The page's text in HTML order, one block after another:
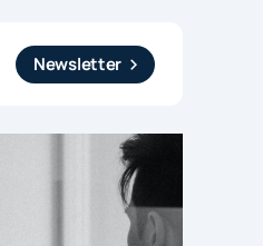
Newsletter